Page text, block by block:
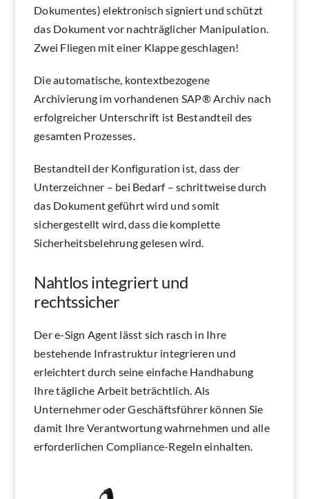
Dokumentes) elektronisch signiert und schützt
das Dokument vor nachträglicher Manipulation.
Zwei Fliegen mit einer Klappe geschlagen!
Die automatische, kontextbezogene
Archivierung im vorhandenen SAP® Archiv nach
erfolgreicher Unterschrift ist Bestandteil des
gesamten Prozesses.
Bestandteil der Konfiguration ist, dass der
Unterzeichner – bei Bedarf – schrittweise durch
das Dokument geführt wird und somit
sichergestellt wird, dass die komplette
Sicherheitsbelehrung gelesen wird.
Nahtlos integriert und
rechtssicher
Der e-Sign Agent lässt sich rasch in Ihre
bestehende Infrastruktur integrieren und
erleichtert durch seine einfache Handhabung
Ihre tägliche Arbeit beträchtlich. Als
Unternehmer oder Geschäftsführer können Sie
damit Ihre Verantwortung wahrnehmen und alle
erforderlichen Compliance-Regeln einhalten.